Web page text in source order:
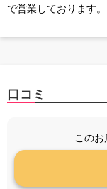
で営業しております。
口コミ
このお